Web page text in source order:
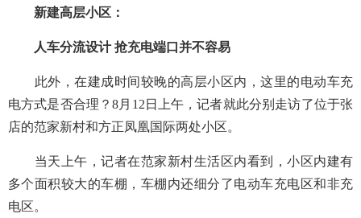
新建高层小区：
人车分流设计 抢充电端口并不容易
此外，在建成时间较晚的高层小区内，这里的电动车充
电方式是否合理？8月12日上午，记者就此分别走访了位于张
店的范家新村和方正凤凰国际两处小区。
当天上午，记者在范家新村生活区内看到，小区内建有
多个面积较大的车棚，车棚内还细分了电动车充电区和非充
电区。